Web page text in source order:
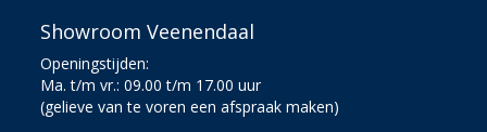
Showroom Veenendaal
Openingstijden:
Ma. t/m vr.: 09.00 t/m 17.00 uur
(gelieve van te voren een afspraak maken)